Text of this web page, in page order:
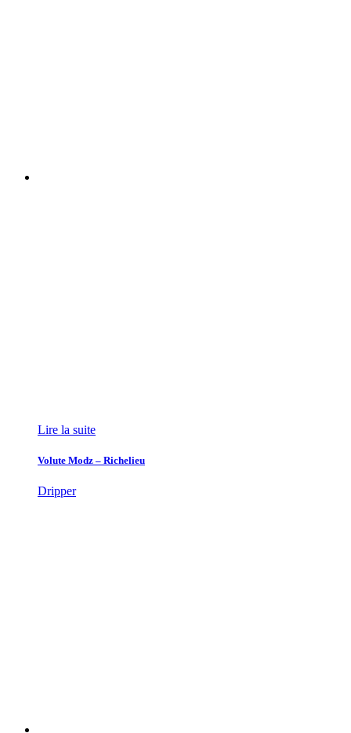
Lire la suite
Volute Modz – Richelieu
Dripper